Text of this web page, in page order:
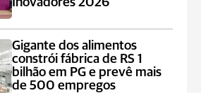
Gigante dos alimentos
constrói fábrica de RS 1
bilhão em PG e prevê mais
de 500 empregos